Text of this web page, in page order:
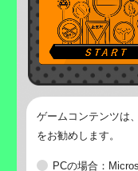
ゲームコンテンツは
をお勧めします。
PCの場合：